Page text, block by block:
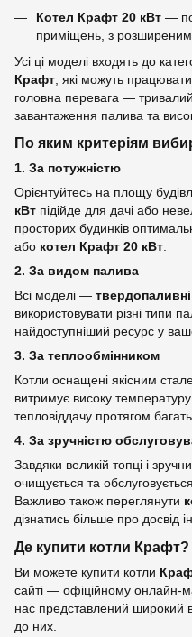
Котел Крафт 20 кВт —
приміщень, з
Усі ці моделі входять до
Крафт , які можуть
головна перевага — тривалий
завантаження палива та
По яким критеріям
1. За потужністю
Орієнтуйтесь на площу
кВт підійде для дачі або
просторих будинків
або котел Крафт 20 кВт.
2. За видом палива
Всі моделі —
використовувати різні типи
найдоступніший ресурс у
3. За теплообмінником
Котли оснащені якісним
витримує високу
тепловіддачу протягом
4. За зручністю
Завдяки великій топці і
очищується та
Важливо також переглянути
дізнатись більше про досвід
Де купити котли Крафт?
Ви можете купити котли
сайті — офіційному онлайн-
нас представлений широкий
до них.